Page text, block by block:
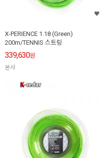
X-PERIENCE 1.18 (Green)
200m/TENNIS 스트링
339,630원
본사